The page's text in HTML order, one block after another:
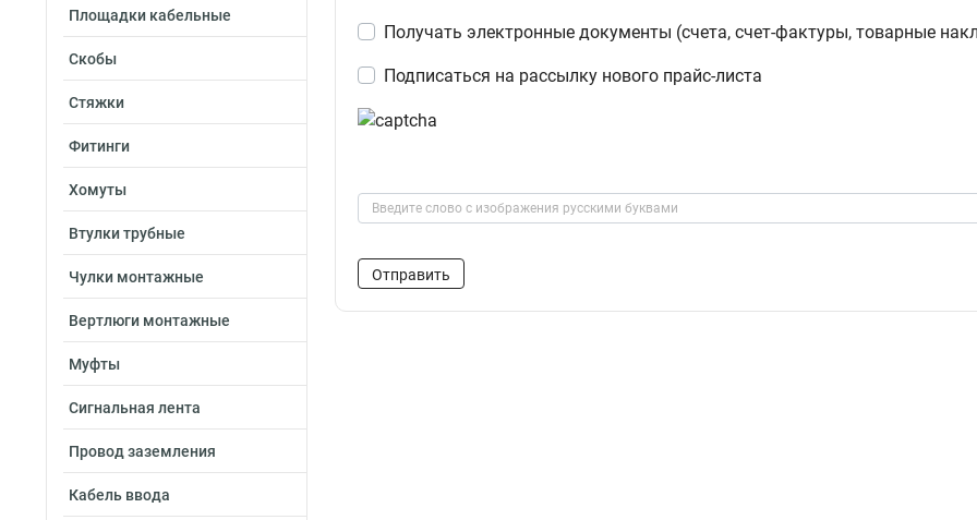
Площадки кабельные
Скобы
Стяжки
Фитинги
Хомуты
Втулки трубные
Чулки монтажные
Вертлюги монтажные
Муфты
Сигнальная лента
Провод заземления
Кабель ввода
Получать электронные документы (счета, счет-фактуры, товарные
Подписаться на рассылку нового прайс-листа